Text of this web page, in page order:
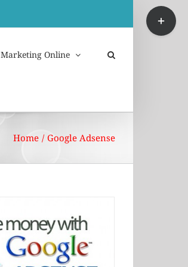
Marketing Online
Home / Google Adsense
Toggle
Sliding
Bar